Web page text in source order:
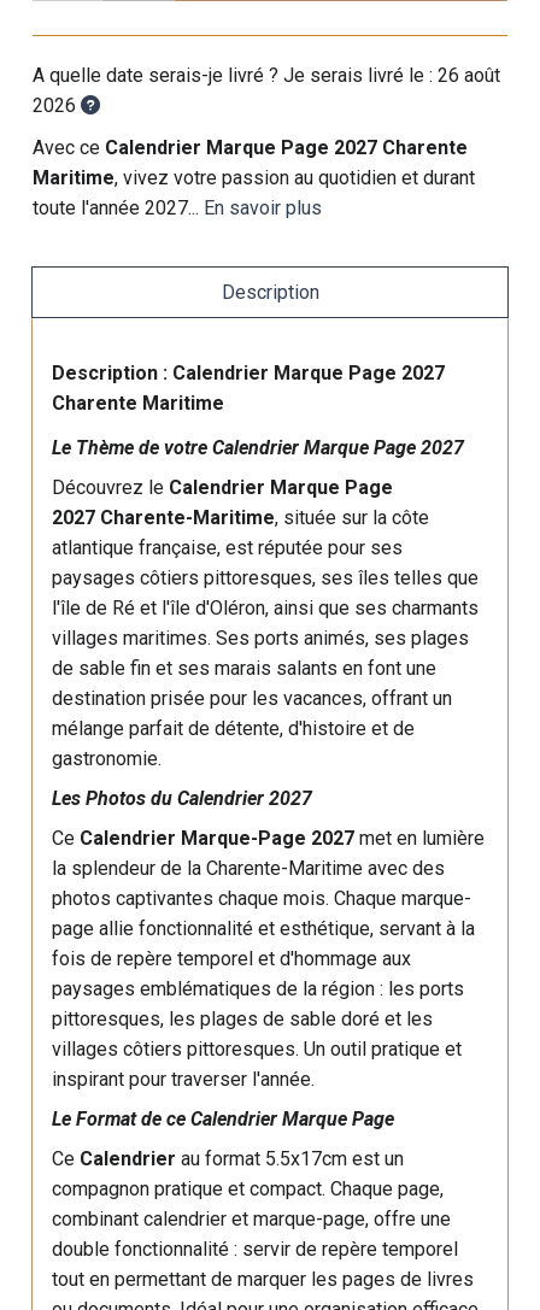
A quelle date serais-je livré ? Je serais livré le :26 août
2026
Avec ce Calendrier Marque Page 2027 Charente
Maritime, vivez votre passion au quotidien et durant
toute l'année 2027... En savoir plus
Description
Description : Calendrier Marque Page 2027
Charente Maritime
Le Thème de votre Calendrier Marque Page 2027
Découvrez le Calendrier Marque Page
2027 Charente-Maritime, située sur la côte
atlantique française, est réputée pour ses
paysages côtiers pittoresques, ses îles telles que
l'île de Ré et l'île d'Oléron, ainsi que ses charmants
villages maritimes. Ses ports animés, ses plages
de sable fin et ses marais salants en font une
destination prisée pour les vacances, offrant un
mélange parfait de détente, d'histoire et de
gastronomie.
Les Photos du Calendrier 2027
Ce Calendrier Marque-Page 2027 met en lumière
la splendeur de la Charente-Maritime avec des
photos captivantes chaque mois. Chaque marque-
page allie fonctionnalité et esthétique, servant à la
fois de repère temporel et d'hommage aux
paysages emblématiques de la région : les ports
pittoresques, les plages de sable doré et les
villages côtiers pittoresques. Un outil pratique et
inspirant pour traverser l'année.
Le Format de ce Calendrier Marque Page
Ce Calendrier au format 5.5x17cm est un
compagnon pratique et compact. Chaque page,
combinant calendrier et marque-page, offre une
double fonctionnalité : servir de repère temporel
tout en permettant de marquer les pages de livres